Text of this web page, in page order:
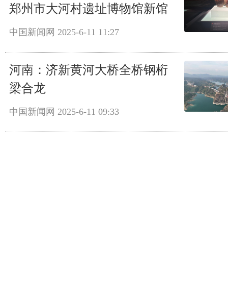
郑州市大河村遗址博物馆新馆
中国新闻网 2025-6-11 11:27
河南：济新黄河大桥全桥钢桁
梁合龙
中国新闻网 2025-6-11 09:33